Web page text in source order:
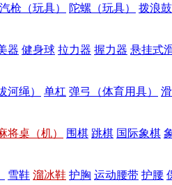
汽枪（玩具） 陀螺（玩具） 拨浪
器 健身球 拉力器 握力器 悬挂式
河绳） 单杠 弹弓（体育用具）
将桌（机） 围棋 跳棋 国际象棋
雪鞋 溜冰鞋 护胸 运动腰带 护腰